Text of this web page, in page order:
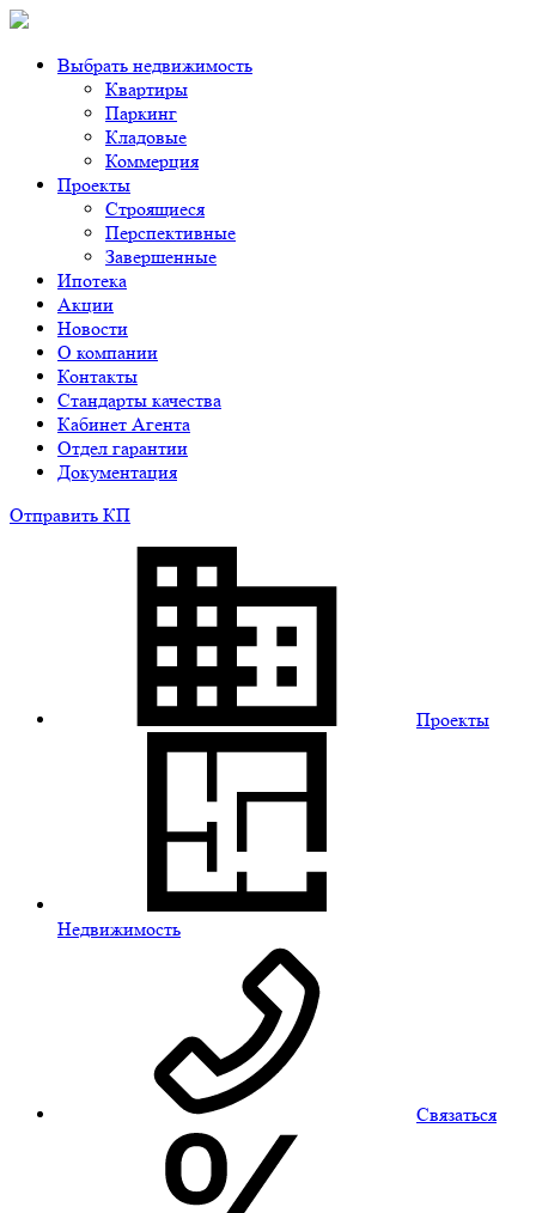
Выбрать недвижимость
Квартиры
Паркинг
Кладовые
Коммерция
Проекты
Строящиеся
Перспективные
Завершенные
Ипотека
Акции
Новости
О компании
Контакты
Стандарты качества
Кабинет Агента
Отдел гарантии
Документация
Отправить КП
Проекты
Недвижимость
Связаться